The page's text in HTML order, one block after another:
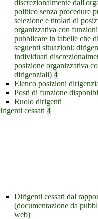
discrezionalmente
politico senza procedure
selezione e titolari di
organizzativa con
pubblicare in tabelle che
seguenti situazioni:
individuati
posizione organizzativa
dirigenziali) 4
Elenco posizioni
Posti di funzione
Ruolo dirigenti
cessati 4
Dirigenti cessati dal
(documentazione da
web)